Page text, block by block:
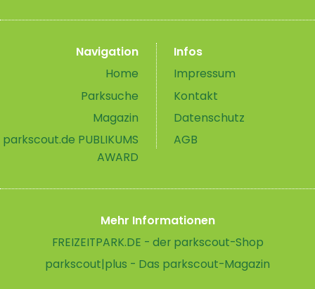
Navigation
Home
Parksuche
Magazin
parkscout.de PUBLIKUMS
AWARD
Infos
Impressum
Kontakt
Datenschutz
AGB
Mehr Informationen
FREIZEITPARK.DE - der parkscout-Shop
parkscout|plus - Das parkscout-Magazin